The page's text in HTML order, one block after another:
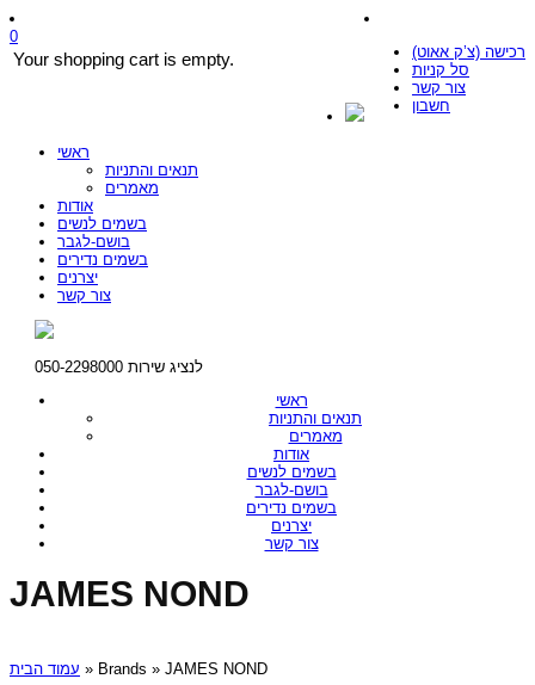
רכישה (צ’ק אאוט)
סל קניות
צור קשר
חשבון
0
Your shopping cart is empty.
ראשי
תנאים והתניות
מאמרים
אודות
בשמים לנשים
בושם-לגבר
בשמים נדירים
יצרנים
צור קשר
לנציג שירות 050-2298000
ראשי
תנאים והתניות
מאמרים
אודות
בשמים לנשים
בושם-לגבר
בשמים נדירים
יצרנים
צור קשר
JAMES NOND
עמוד הבית » Brands » JAMES NOND